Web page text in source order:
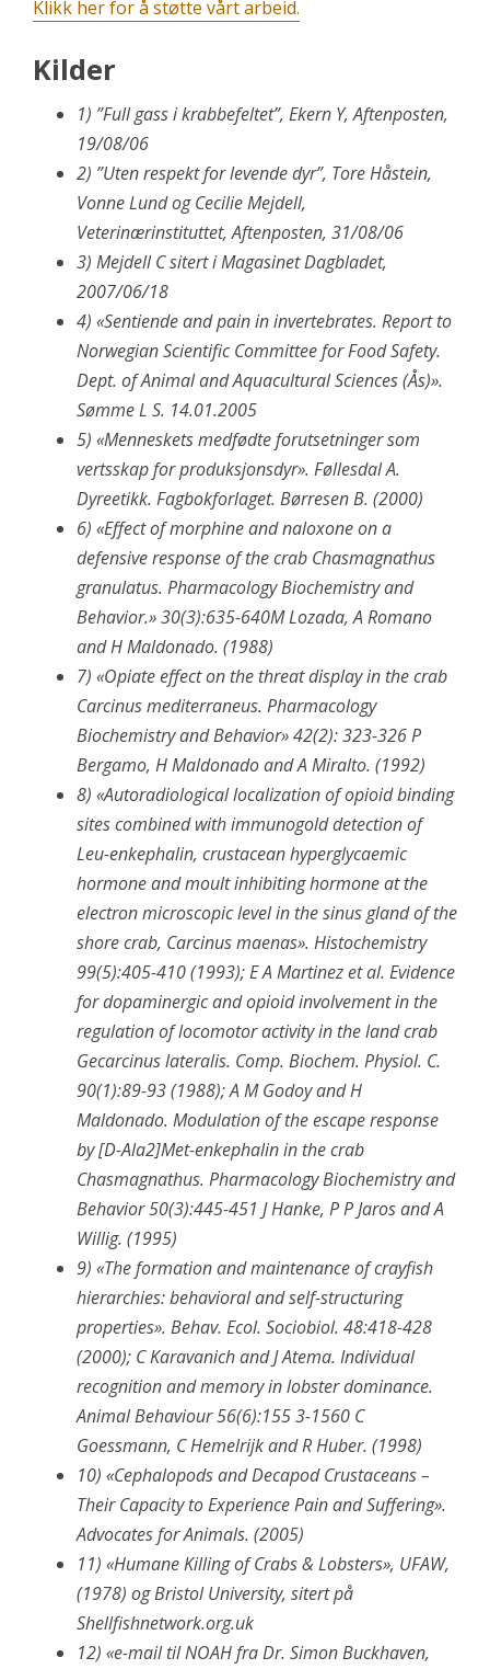
Klikk her for å støtte vårt arbeid.
Kilder
1) ”Full gass i krabbefeltet”, Ekern Y, Aftenposten,
19/08/06
2) ”Uten respekt for levende dyr”, Tore Håstein,
Vonne Lund og Cecilie Mejdell,
Veterinærinstituttet, Aftenposten, 31/08/06
3) Mejdell C sitert i Magasinet Dagbladet,
2007/06/18
4) «Sentiende and pain in invertebrates. Report to
Norwegian Scientific Committee for Food Safety.
Dept. of Animal and Aquacultural Sciences (Ås)».
Sømme L S. 14.01.2005
5) «Menneskets medfødte forutsetninger som
vertsskap for produksjonsdyr». Føllesdal A.
Dyreetikk. Fagbokforlaget. Børresen B. (2000)
6) «Effect of morphine and naloxone on a
defensive response of the crab Chasmagnathus
granulatus. Pharmacology Biochemistry and
Behavior.» 30(3):635-640M Lozada, A Romano
and H Maldonado. (1988)
7) «Opiate effect on the threat display in the crab
Carcinus mediterraneus. Pharmacology
Biochemistry and Behavior» 42(2): 323-326 P
Bergamo, H Maldonado and A Miralto. (1992)
8) «Autoradiological localization of opioid binding
sites combined with immunogold detection of
Leu-enkephalin, crustacean hyperglycaemic
hormone and moult inhibiting hormone at the
electron microscopic level in the sinus gland of the
shore crab, Carcinus maenas». Histochemistry
99(5):405-410 (1993); E A Martinez et al. Evidence
for dopaminergic and opioid involvement in the
regulation of locomotor activity in the land crab
Gecarcinus lateralis. Comp. Biochem. Physiol. C.
90(1):89-93 (1988); A M Godoy and H
Maldonado. Modulation of the escape response
by [D-Ala2]Met-enkephalin in the crab
Chasmagnathus. Pharmacology Biochemistry and
Behavior 50(3):445-451 J Hanke, P P Jaros and A
Willig. (1995)
9) «The formation and maintenance of crayfish
hierarchies: behavioral and self-structuring
properties». Behav. Ecol. Sociobiol. 48:418-428
(2000); C Karavanich and J Atema. Individual
recognition and memory in lobster dominance.
Animal Behaviour 56(6):1553-1560 C
Goessmann, C Hemelrijk and R Huber. (1998)
10) «Cephalopods and Decapod Crustaceans –
Their Capacity to Experience Pain and Suffering».
Advocates for Animals. (2005)
11) «Humane Killing of Crabs & Lobsters», UFAW,
(1978) og Bristol University, sitert på
Shellfishnetwork.org.uk
12) «e-mail til NOAH fra Dr. Simon Buckhaven,